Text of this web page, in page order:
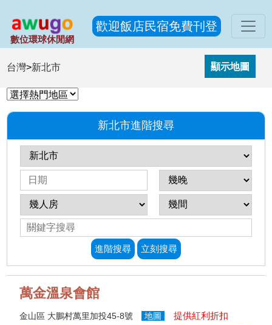
數位環球休閒網
歡迎飯店民宿免費刊登
台灣>新北市
新北市進階搜尋
進階搜尋 立刻搜尋
萬金溫泉會館
金山區 大鵬村萬里加投45-8號 地圖 提供紅利折扣